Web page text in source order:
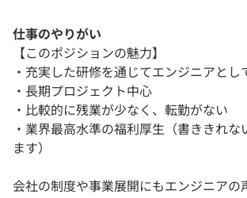
仕事のやりがい
【このポジションの魅力】
・充実した研修を通じてエンジニアとし
・長期プロジェクト中心
・比較的に残業が少なく、転勤がない
・業界最高水準の福利厚生（書ききれな
ます）
会社の制度や事業展開にもエンジニアの